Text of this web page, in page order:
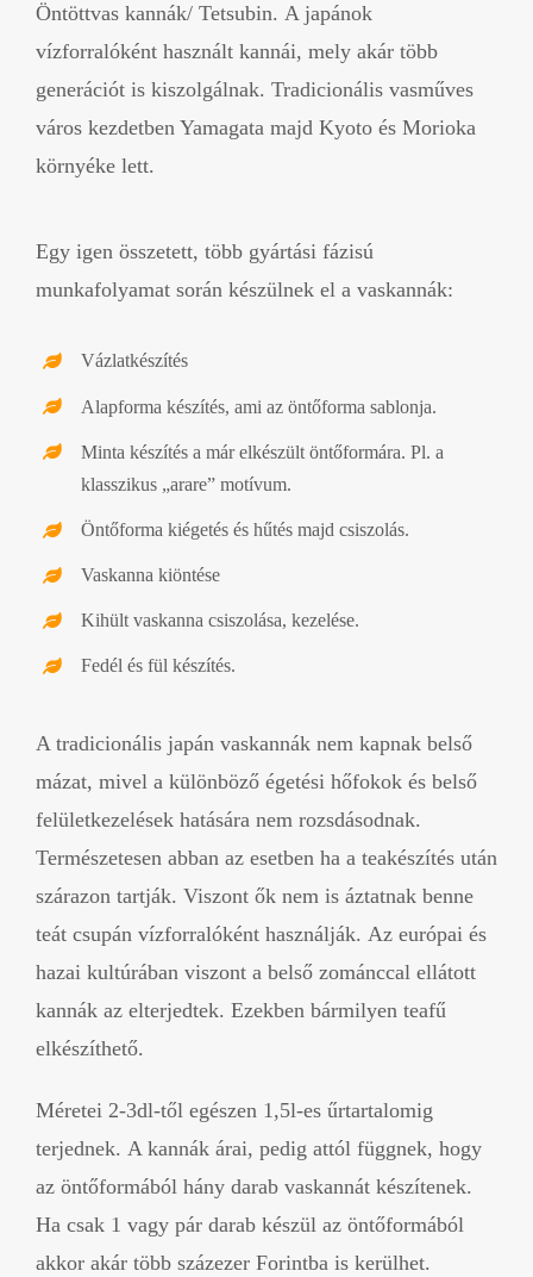
Öntöttvas kannák/ Tetsubin. A japánok
vízforralóként használt kannái, mely akár több
generációt is kiszolgálnak. Tradicionális vasműves
város kezdetben Yamagata majd Kyoto és Morioka
környéke lett.
Egy igen összetett, több gyártási fázisú
munkafolyamat során készülnek el a vaskannák:
Vázlatkészítés
Alapforma készítés, ami az öntőforma sablonja.
Minta készítés a már elkészült öntőformára. Pl. a
klasszikus „arare” motívum.
Öntőforma kiégetés és hűtés majd csiszolás.
Vaskanna kiöntése
Kihült vaskanna csiszolása, kezelése.
Fedél és fül készítés.
A tradicionális japán vaskannák nem kapnak belső
mázat, mivel a különböző égetési hőfokok és belső
felületkezelések hatására nem rozsdásodnak.
Természetesen abban az esetben ha a teakészítés után
szárazon tartják. Viszont ők nem is áztatnak benne
teát csupán vízforralóként használják. Az európai és
hazai kultúrában viszont a belső zománccal ellátott
kannák az elterjedtek. Ezekben bármilyen teafű
elkészíthető.
Méretei 2-3dl-től egészen 1,5l-es űrtartalomig
terjednek. A kannák árai, pedig attól függnek, hogy
az öntőformából hány darab vaskannát készítenek.
Ha csak 1 vagy pár darab készül az öntőformából
akkor akár több százezer Forintba is kerülhet.